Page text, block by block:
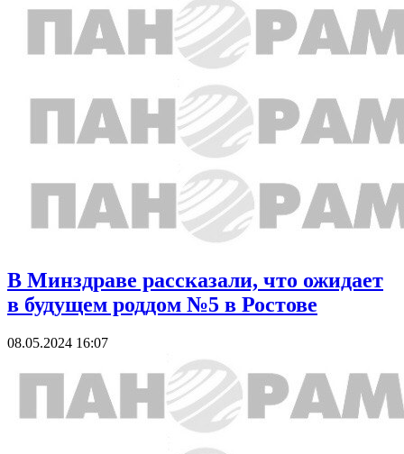
В Минздраве рассказали, что ожидает
в будущем роддом №5 в Ростове
08.05.2024 16:07